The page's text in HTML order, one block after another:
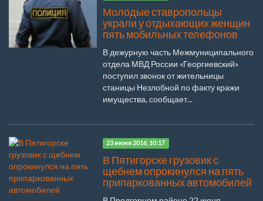
Молодые ставропольцы
украли у отдыхающих женщин
пять мобильных телефонов
В дежурную часть Межмуниципального
отдела МВД России «Георгиевский»
поступил звонок от жительницы
станицы Незлобной по факту кражи
имущества, сообщает...
23 июня 2016, 10:17
В Пятигорске грузовик с
щебнем опрокинулся на пять
припаркованных автомобилей